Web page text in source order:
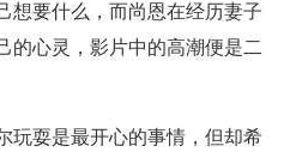
想要什么，而尚恩在经历妻子
的心灵，影片中的高潮便是二
玩耍是最开心的事情，但却希